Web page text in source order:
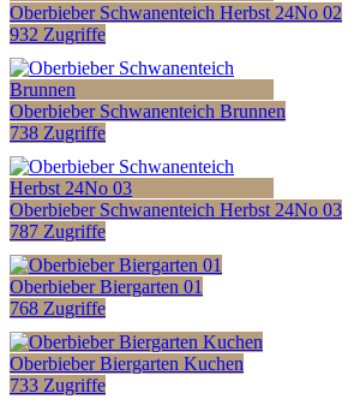
Oberbieber Schwanenteich Herbst 24No 02
932 Zugriffe
Oberbieber Schwanenteich Brunnen
738 Zugriffe
Oberbieber Schwanenteich Herbst 24No 03
787 Zugriffe
Oberbieber Biergarten 01
768 Zugriffe
Oberbieber Biergarten Kuchen
733 Zugriffe